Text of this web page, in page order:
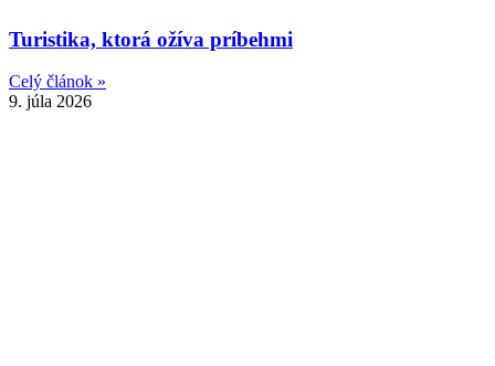
Turistika, ktorá ožíva príbehmi
Celý článok »
9. júla 2026